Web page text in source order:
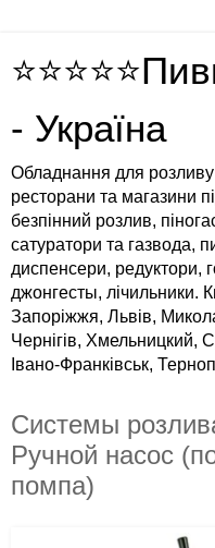
- Україна
Обладнання для розливу
ресторани та магазини
безпінний розлив,
сатуратори та газвода,
диспенсери, редуктори,
джонгесты, лічильники.
Запоріжжя, Львів,
Чернігів, Хмельницкий,
Івано-Франківськ,
Системы
Ручной насос
помпа)